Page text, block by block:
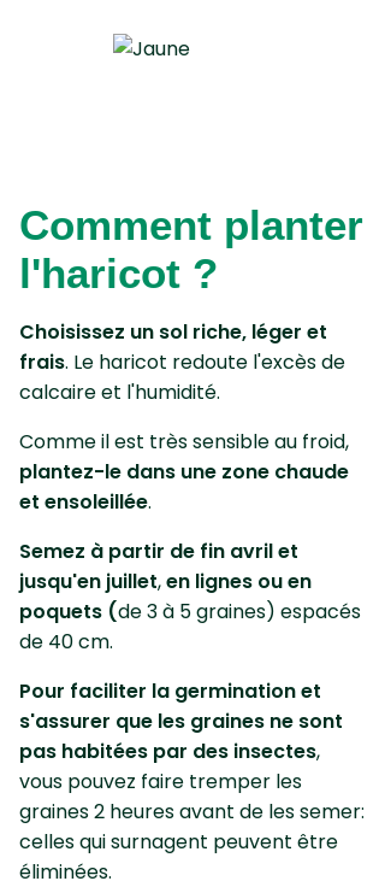
Comment planter
l'haricot ?
Choisissez un sol riche, léger et
frais. Le haricot redoute l'excès de
calcaire et l'humidité.
Comme il est très sensible au froid,
plantez-le dans une zone chaude
et ensoleillée.
Semez à partir de fin avril et
jusqu'en juillet,en lignes ou en
poquets (de 3 à 5 graines) espacés
de 40 cm.
Pour faciliter la germination et
s'assurer que les graines ne sont
pas habitées par des insectes,
vous pouvez faire tremper les
graines 2 heures avant de les semer:
celles qui surnagent peuvent être
éliminées.